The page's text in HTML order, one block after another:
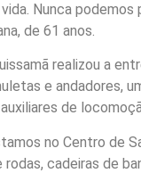
Nunca podemos
de 61 anos.
realizou a
e andadores,
de
no Centro de
cadeiras de